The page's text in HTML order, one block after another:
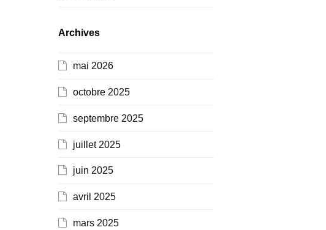
Archives
mai 2026
octobre 2025
septembre 2025
juillet 2025
juin 2025
avril 2025
mars 2025